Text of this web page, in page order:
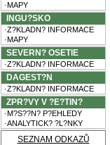
·MAPY
INGU?SKO
·Z?KLADN? INFORMACE
·MAPY
SEVERN? OSETIE
·Z?KLADN? INFORMACE
DAGEST?N
·Z?KLADN? INFORMACE
ZPR?VY V ?E?TIN?
·M?S??N? P?EHLEDY
·ANALYTICK? ?L?NKY
SEZNAM ODKAZŮ